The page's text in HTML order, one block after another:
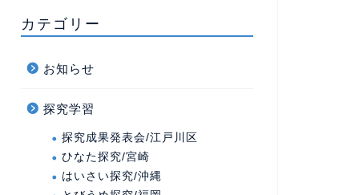
カテゴリー
お知らせ
探究学習
探究成果発表会/江戸川区
ひなた探究/宮崎
はいさい探究/沖縄